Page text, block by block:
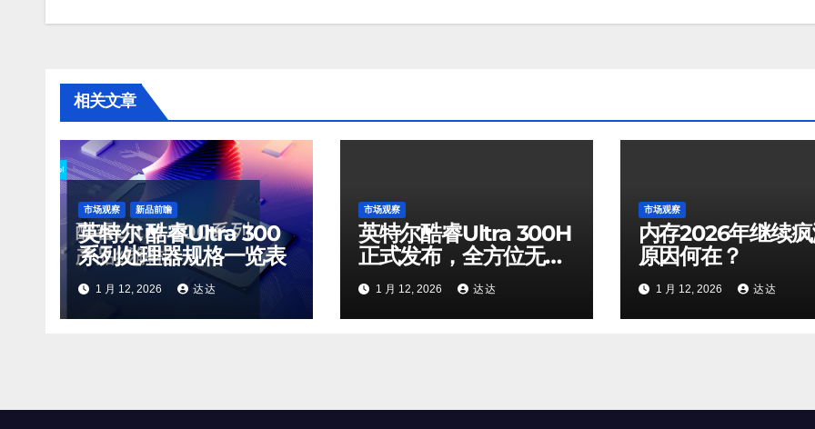
导
相关文章
市场观察 新品前瞻
英特尔 酷睿Ultra 300
系列处理器规格一览表
1 月 12, 2026 达达
市场观察
英特尔酷睿Ultra 300H
正式发布，全方位无短
板1 月 12, 2026 达达
市场观察
内存2026年继续
原因何在？
1 月 12, 2026 达达